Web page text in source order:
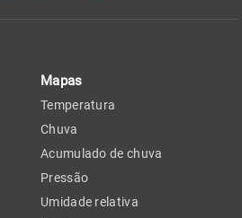
Mapas
Temperatura
Chuva
Acumulado de chuva
Pressão
Umidade relativa